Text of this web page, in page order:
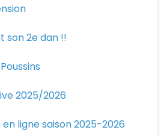
son 2e dan !!
2025/2026
ligne saison 2025-2026